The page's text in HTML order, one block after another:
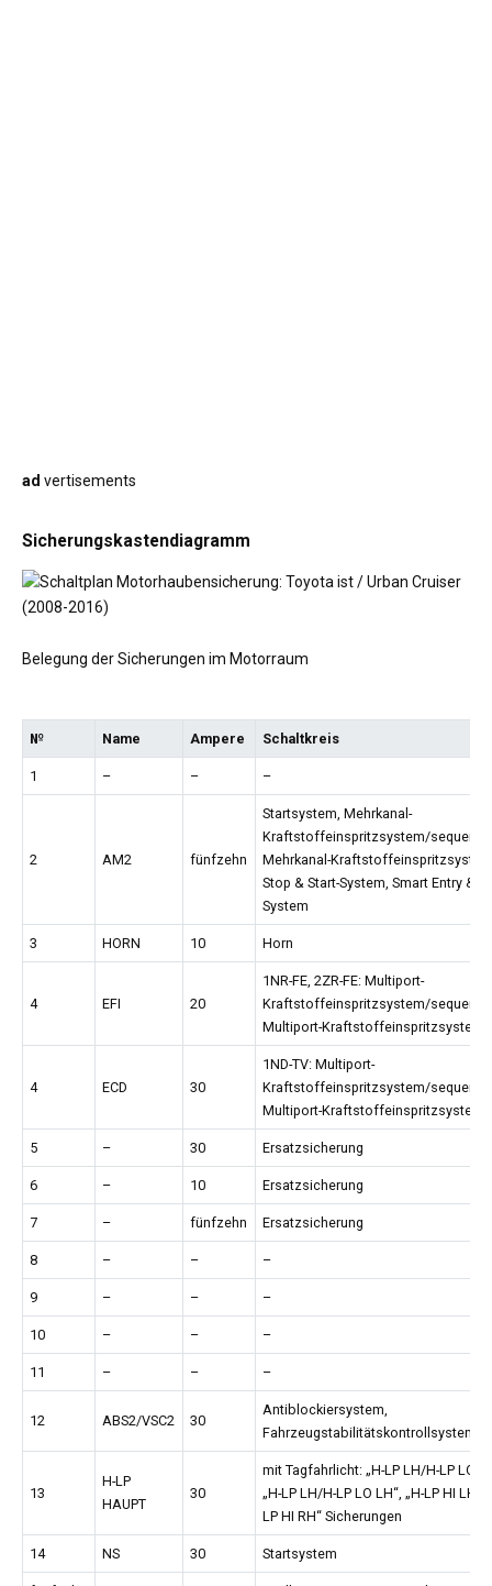
ad vertisements
Sicherungskastendiagramm
Belegung der Sicherungen im Motorraum
№ Name Ampere Schaltkreis
1 – – –
2 AM2 fünfzehn
Startsystem, Mehrkanal-
Kraftstoffeinspritzsystem/
Mehrkanal-
Stop & Start-System, Smart Entry &
System
3 HORN 10 Horn
4 EFI 20
1NR-FE, 2ZR-FE: Multiport-
Kraftstoffeinspritzsystem/
Multiport-Kraftstoffeinspritzsystem
4 ECD 30
1ND-TV: Multiport-
Kraftstoffeinspritzsystem/
Multiport-Kraftstoffeinspritzsystem
5 – 30 Ersatzsicherung
6 – 10 Ersatzsicherung
7 – fünfzehn Ersatzsicherung
8 – – –
9 – – –
10 – – –
11 – – –
12 ABS2/VSC2 30
Antiblockiersystem,
Fahrzeugstabilitätskontrollsystem
13
H-LP
HAUPT
30
mit Tagfahrlicht: „H-LP LH/H-LP LO
„H-LP LH/H-LP LO LH“, „H-LP HI LH“,
LP HI RH“ Sicherungen
14 NS 30 Startsystem